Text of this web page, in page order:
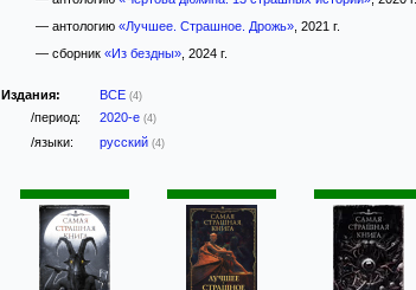
— антологию «Лучшее. Страшное. Дрожь», 2021 г.
— сборник «Из бездны», 2024 г.
Издания: ВСЕ (4)
/период: 2020-е (4)
/языки: русский (4)